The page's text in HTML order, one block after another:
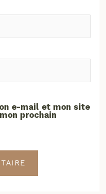
e-mail et mon site
prochain